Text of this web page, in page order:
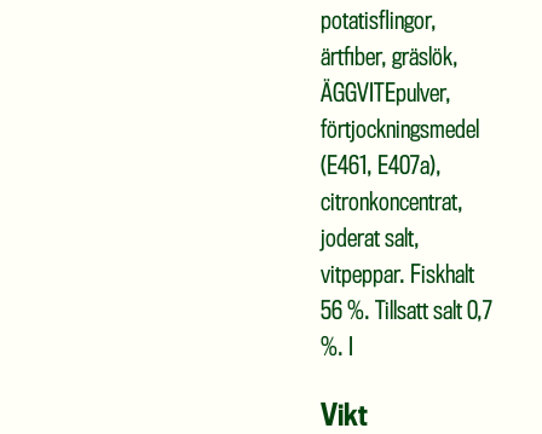
potatisflingor,
ärtfiber, gräslök,
ÄGGVITEpulver,
förtjockningsmedel
(E461, E407a),
citronkoncentrat,
joderat salt,
vitpeppar. Fiskhalt
56 %. Tillsatt salt 0,7
%. I
Vikt